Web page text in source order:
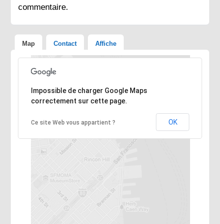
commentaire.
Map Contact Affiche
Désolé, l'adresse n'a pas pu être trouvée.
Impossible de charger Google Maps
correctement sur cette page.
Ce site Web vous appartient ? OK